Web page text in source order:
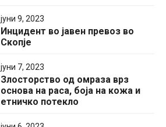
јуни 9, 2023
Инцидент во јавен превоз во
Скопје
јуни 7, 2023
Злосторство од омраза врз
основа на раса, боја на кожа и
етничко потекло